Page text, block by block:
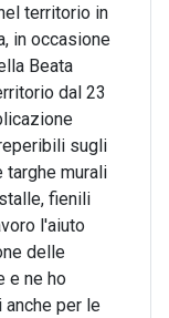
territorio in
in occasione
Beata
dal 23
sugli
targhe murali
fienili
l'aiuto
delle
e ne ho
per le